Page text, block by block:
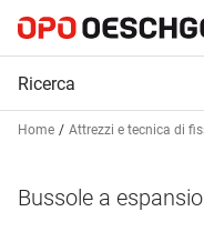
Home Attrezzi e tecnica di
Bussole a